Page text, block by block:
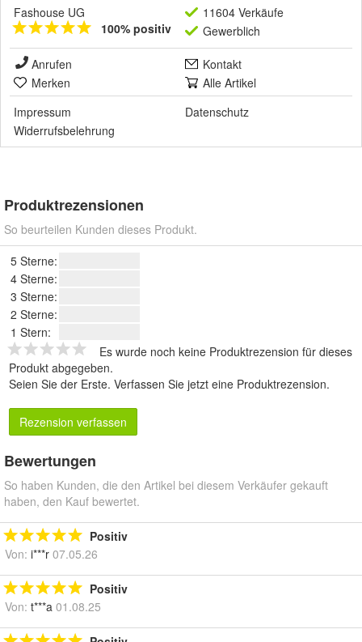
Fashouse UG
100% positiv
11604 Verkäufe
Gewerblich
Anrufen
Kontakt
Merken
Alle Artikel
Impressum
Datenschutz
Widerrufsbelehrung
Produktrezensionen
So beurteilen Kunden dieses Produkt.
5 Sterne:
4 Sterne:
3 Sterne:
2 Sterne:
1 Stern:
Es wurde noch keine Produktrezension für dieses
Produkt abgegeben.
Seien Sie der Erste. Verfassen Sie jetzt eine Produktrezension.
Rezension verfassen
Bewertungen
So haben Kunden, die den Artikel bei diesem Verkäufer gekauft
haben, den Kauf bewertet.
Positiv
Von: i***r 07.05.26
Positiv
Von: t***a 01.08.25